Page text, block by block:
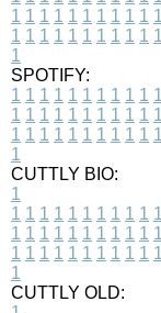
1 1 1 1 1 1 1 1 1 1 1
1 1 1 1 1 1 1 1 1 1 1
1
SPOTIFY:
1 1 1 1 1 1 1 1 1 1 1
1 1 1 1 1 1 1 1 1 1 1
1 1 1 1 1 1 1 1 1 1 1
1
CUTTLY BIO:
1
1 1 1 1 1 1 1 1 1 1 1
1 1 1 1 1 1 1 1 1 1 1
1 1 1 1 1 1 1 1 1 1 1
1
CUTTLY OLD: